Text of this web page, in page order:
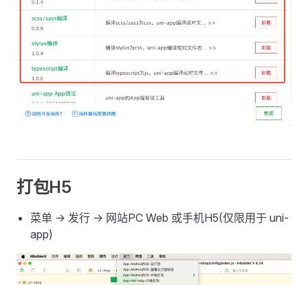
打包H5
菜单 -> 发行 -> 网站PC Web 或手机H5(仅限用于 uni-
app)